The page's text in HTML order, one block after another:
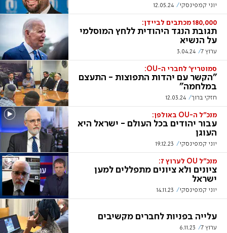
יוני קמפינסקי 12.05.24
180,000 מכתבים לביידן:
תגובת הנגד היהודית ללחץ המוסלמי
על הנשיא
ערוץ 7 3.04.24
סמוטריץ' לחברי ה-OU:
"הקשר עם יהדות התפוצות - התעצם
במלחמה"
חזקי ברוך 12.03.24
מנכ"ל ה-OU באולפן:
עבור יהודים בכל העולם - ישראל היא
העוגן
יוני קמפינסקי 19.12.23
מנכ"ל OU לערוץ 7:
ציונים ולא ציונים מתפללים למען
ישראל
יוני קמפינסקי 14.11.23
עלייה בפניות לחברים מקשיבים
ערוץ 7 6.11.23